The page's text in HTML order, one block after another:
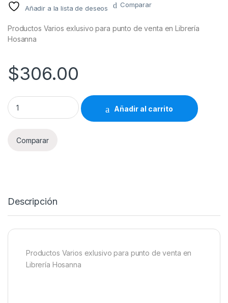
Añadir a la lista de deseos Comparar
Productos Varios exlusivo para punto de venta en Librería
Hosanna
$306.00
Productos Varios Librería Hosanna 306 quantity
Añadir al carrito
Comparar
Descripción
Productos Varios exlusivo para punto de venta en
Librería Hosanna